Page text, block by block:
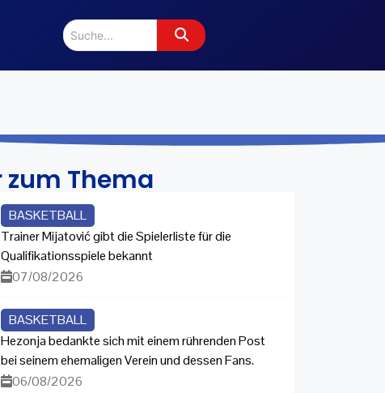
zum Thema
BASKETBALL
Trainer Mijatović gibt die Spielerliste für die
Qualifikationsspiele bekannt
07/08/2026
BASKETBALL
Hezonja bedankte sich mit einem rührenden Post
bei seinem ehemaligen Verein und dessen Fans.
06/08/2026